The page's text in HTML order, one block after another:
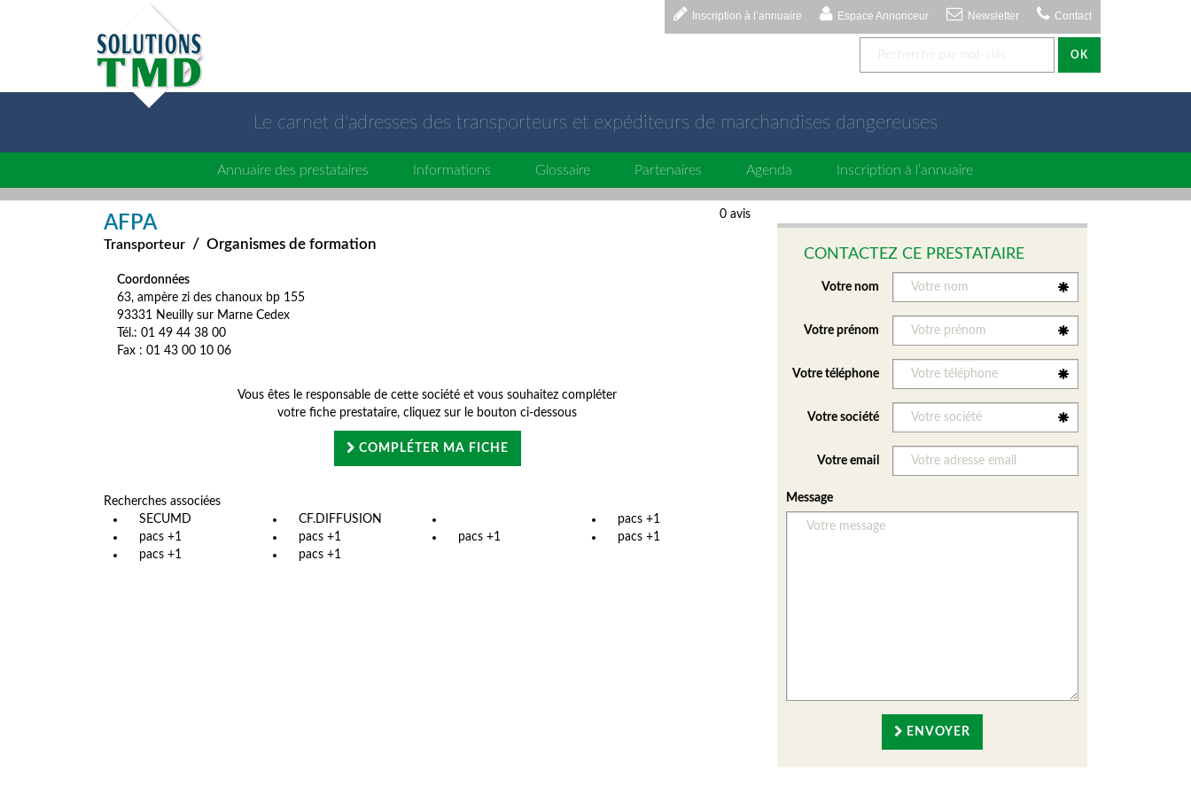
Inscription à l’annuaire Espace Annonceur Newsletter Contact
OK
Le carnet d'adresses des transporteurs et expéditeurs de marchandises dangereuses
Annuaire des prestataires Informations Glossaire Partenaires Agenda Inscription à l’annuaire
AFPA
Transporteur / Organismes de formation
0 avis
Coordonnées
63, ampère zi des chanoux bp 155
93331 Neuilly sur Marne Cedex
Tél.: 01 49 44 38 00
Fax : 01 43 00 10 06
Vous êtes le responsable de cette société et vous souhaitez compléter
votre fiche prestataire, cliquez sur le bouton ci-dessous
COMPLÉTER MA FICHE
Recherches associées
SECUMD
CF.DIFFUSION
pacs +1
pacs +1
pacs +1 pacs +1
pacs +1
pacs +1
pacs +1
CONTACTEZ CE PRESTATAIRE
Votre nom
Votre prénom
Votre téléphone
Votre société
Votre email
Message
ENVOYER